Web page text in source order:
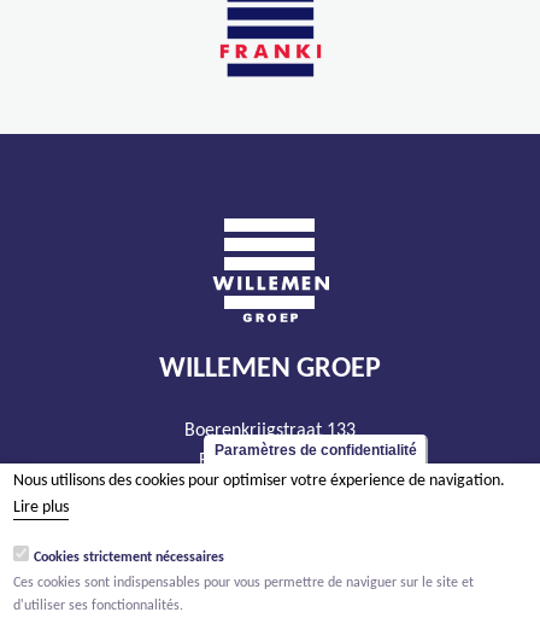
WILLEMEN GROEP
Boerenkrijgstraat 133
BE - 2800 Malines
tél +32 15 569 965
RPM Anvers, département Malines
Paramètres de confidentialité
Nous utilisons des cookies pour optimiser votre éxperience de navigation.
Lire plus
Cookies strictement nécessaires
Ces cookies sont indispensables pour vous permettre de naviguer sur le site et
d'utiliser ses fonctionnalités.